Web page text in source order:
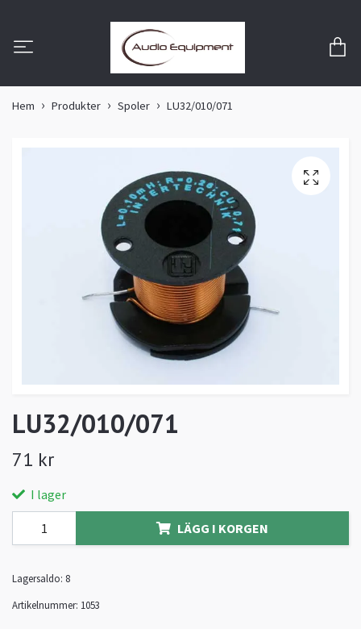
Hem Produkter Spoler LU32/010/071
LU32/010/071
71 kr
I lager
LÄGG I KORGEN
Lagersaldo: 8
Artikelnummer: 1053